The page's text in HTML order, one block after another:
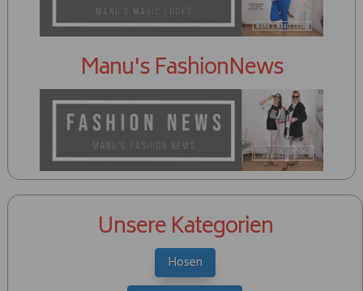
Manu's FashionNews
Unsere Kategorien
Hosen